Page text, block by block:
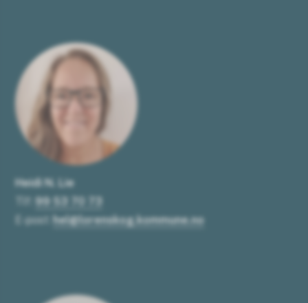
Heidi N. Lie
99 53 70 73
E-post:
hel@lorenskog.kommune.no